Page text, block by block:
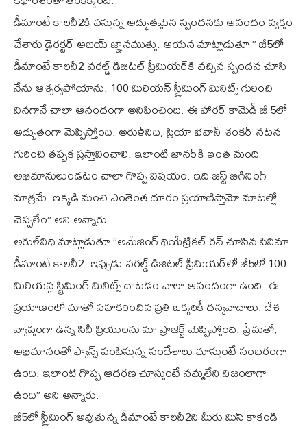
డీమాంటే కాలనీ2కి వస్తున్న అద్భుతమైన స్పందనకు ఆనందం వ్యక్తం
చేశారు డైరక్టర్‌ అజయ్‌ జ్ఞానముత్తు. ఆయన మాట్లాడుతూ ” జీ5లో
డీమాంటే కాలనీ2 వరల్డ్ డిజిటల్‌ ప్రీమియర్‌కి వచ్చిన స్పందన చూసి
నేను ఆశ్చర్యపోయాను. 100 మిలియన్‌ స్ట్రీమింగ్‌ మినిట్స్ గురించి
వినగానే చాలా ఆనందంగా అనిపించింది. ఈ హారర్‌ కామెడీ జీ 5లో
అద్భుతంగా మెప్పిస్తోంది. అరుళ్‌నిధి, ప్రియా భవానీ శంకర్‌ నటన
గురించి తప్పక ప్రస్తావించాలి. ఇలాంటి జానర్‌కి ఇంత మంది
అభిమానులుండటం చాలా గొప్ప విషయం. ఇది జస్ట్ బిగినింగ్‌
మాత్రమే. ఇక్కడి నుంచి ఎంతెంత దూరం ప్రయాణిస్తామో మాటల్లో
చెప్పలేం” అని అన్నారు.
అరుళ్‌నిధి మాట్లాడుతూ ”అమేజింగ్‌ థియేట్రికల్‌ రన్‌ చూసిన సినిమా
డీమాంటే కాలనీ2. ఇప్పుడు వరల్డ్ డిజిటల్‌ ప్రీమియర్‌లో జీ5లో 100
మిలియన్ల స్ట్రీమింగ్‌ మినిట్స్ దాటడం చాలా ఆనందంగా ఉంది. ఈ
ప్రయాణంలో మాతో సహకరించిన ప్రతి ఒక్కరికీ ధన్యవాదాలు. దేశ
వ్యాప్తంగా ఉన్న సినీ ప్రియులను మా ప్రాజెక్ట్ మెప్పిస్తోంది. ప్రేమతో,
అభిమానంతో ఫ్యాన్స్ పంపిస్తున్న సందేశాలు చూస్తుంటే సంబరంగా
ఉంది. ఇలాంటి గొప్ప ఆదరణ చూస్తుంటే నమ్మలేని నిజంలాగా
ఉంది” అని అన్నారు.
జీ5లో స్ట్రీమింగ్‌ అవుతున్న డీమాంటే కాలనీ2ని మీరు మిస్‌ కాకండి…